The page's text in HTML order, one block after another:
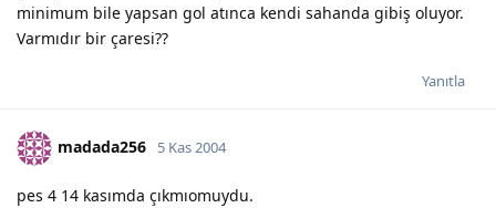
minimum bile yapsan gol atınca kendi sahanda gibiş oluyor.
Varmıdır bir çaresi??
Yanıtla
madada256 5 Kas 2004
pes 4 14 kasımda çıkmıomuydu.